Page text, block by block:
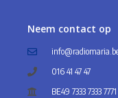
Neem contact op
016 41 47 47
BE49 7333 7333 7771